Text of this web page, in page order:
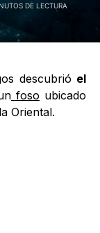
DE LECTURA
descubrió el
foso ubicado
Oriental.